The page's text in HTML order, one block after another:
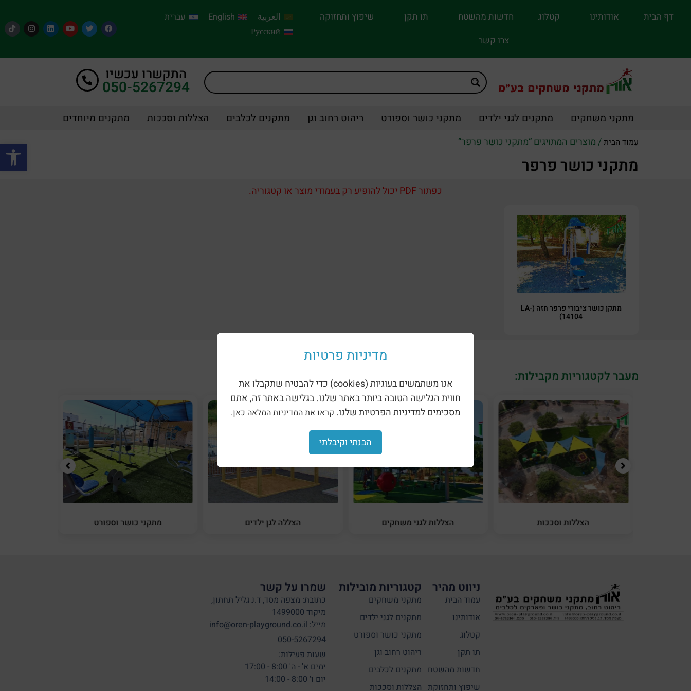
פתח
דף הבית אודותינו קטלוג חדשות מהשטח תו תקן
שיפוץ ותחזוקה
צרו קשר
العربية English
עברית
Русский
התקשרו עכשיו
050-5267294
מתקני משחקים מתקנים לגני ילדים מתקני כושר וספורט ריהוט רחוב וגן מתקנים לכלבים הצללות וסככות מתקנים מיוחדים
עמוד הבית/ מוצרים המתויגים “מתקני כושר פרפר”
מתקני כושר פרפר
כפתור PDF יכול להופיע רק בעמודי מוצר או קטגוריה.
מתקן כושר ציבורי פרפר חזה (LA-
14104)
מעבר לקטגוריות מקבילות:
הצללות וסככות הצללות לגני משחקים הצללה לגן ילדים מתקני כושר וספורט
ניווט מהיר
עמוד הבית
אודותינו
קטלוג
תו תקן
חדשות מהשטח
שיפוץ ותחזוקת
קטגוריות מובילות
מתקני משחקים
מתקנים לגני ילדים
מתקני כושר וספורט
ריהוט רחוב וגן
מתקנים לכלבים
הצללות וסככות
שמרו על קשר
כתובת: מצפה מסד, ד.נ גליל תחתון,
מיקוד 1499000
מייל: info@oren-playground.co.il
050-5267294
שעות פעילות:
ימים א' - ה' 8:00 - 17:00
יום ו' 8:00 - 14:00
מדיניות פרטיות
אנו משתמשים בעוגיות (cookies) כדי להבטיח שתקבלו את
חווית הגלישה הטובה ביותר באתר שלנו. בגלישה באתר זה, אתם
מסכימים למדיניות הפרטיות שלנו. קראו את המדיניות המלאה כאן.
הבנתי וקיבלתי